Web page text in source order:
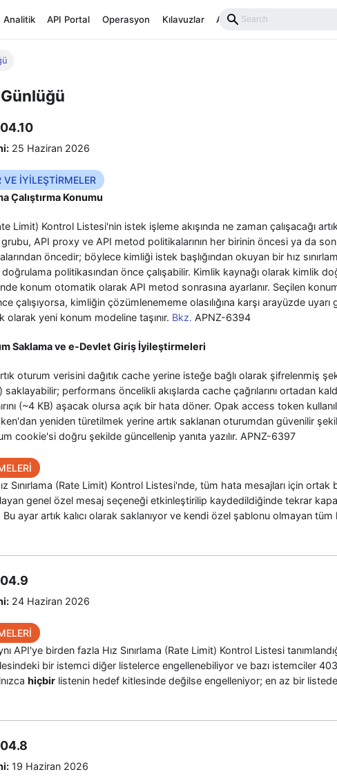
Analitik API Portal Operasyon Kılavuzlar API Reference
25 Haziran 2026
VE İYİLEŞTİRMELER
Çalıştırma Konumu
Limit) Kontrol Listesi'nin istek işleme akışında ne zaman çalışacağı
API proxy ve API metod politikalarının her birinin öncesi ya da
öncedir; böylece kimliği istek başlığından okuyan bir hız
politikasından önce çalışabilir. Kimlik kaynağı olarak kimlik
konum otomatik olarak API metod sonrasına ayarlanır. Seçilen
çalışıyorsa, kimliğin çözümlenememe olasılığına karşı arayüzde
olarak yeni konum modeline taşınır. Bkz. APNZ-6394
Saklama ve e-Devlet Giriş İyileştirmeleri
oturum verisini dağıtık cache yerine isteğe bağlı olarak şifrelenmiş
performans öncelikli akışlarda cache çağrılarını ortadan
(~4 KB) aşacak olursa açık bir hata döner. Opak access token
yeniden türetilmek yerine artık saklanan oturumdan güvenilir
cookie'si doğru şekilde güncellenip yanıta yazılır. APNZ-6397
Sınırlama (Rate Limit) Kontrol Listesi'nde, tüm hata mesajları için ortak
genel özel mesaj seçeneği etkinleştirilip kaydedildiğinde tekrar
ayar artık kalıcı olarak saklanıyor ve kendi özel şablonu olmayan tüm
24 Haziran 2026
API'ye birden fazla Hız Sınırlama (Rate Limit) Kontrol Listesi
bir istemci diğer listelerce engellenebiliyor ve bazı istemciler
hiçbir listenin hedef kitlesinde değilse engelleniyor; en az bir
19 Haziran 2026